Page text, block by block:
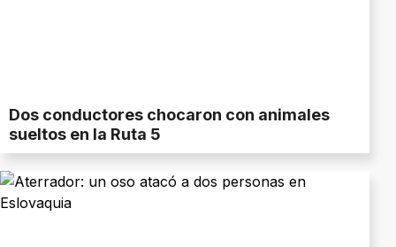
Dos conductores chocaron con animales
sueltos en la Ruta 5